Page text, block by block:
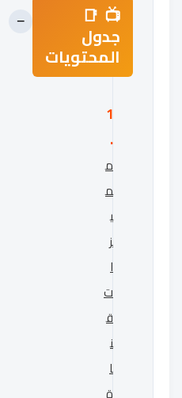
📑
جدول
المحتويات
−
م
م
ي
ز
ا
ت
ق
ن
ا